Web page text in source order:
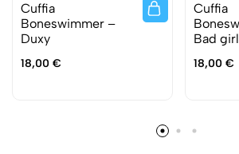
Cuffia
Boneswimmer –
Duxy
18,00 €
Cuffia
Bad girl
18,00 €